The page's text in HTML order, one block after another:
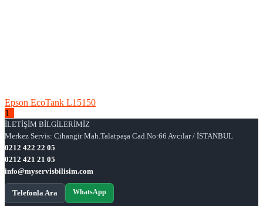
Epson EcoTank L15150
1
İLETİŞİM BİLGİLERİMİZ
Merkez Servis: Cihangir Mah.Talatpaşa Cad.No:66 Avcılar / İSTANBUL
0212 422 22 05
0212 421 21 05
info@myservisbilisim.com
Telefonla Ara WhatsApp